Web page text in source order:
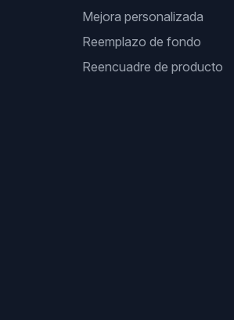
Mejora personalizada
Reemplazo de fondo
Reencuadre de producto